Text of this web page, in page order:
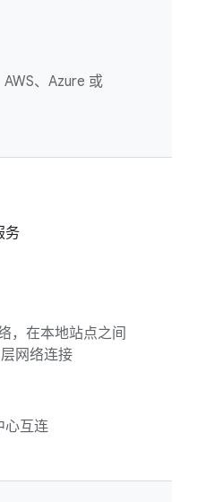
、Azure 或
务
，在本地站点之间
网络连接
心互连